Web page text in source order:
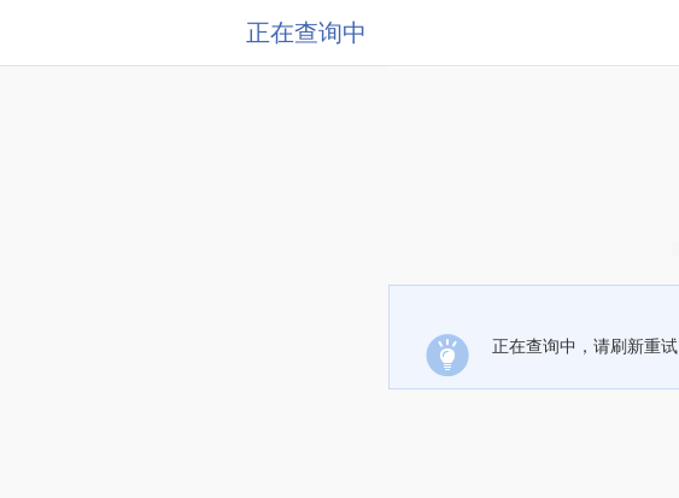
正在查询中
正在查询中，请刷新重试